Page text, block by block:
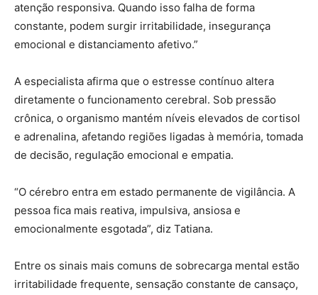
atenção responsiva. Quando isso falha de forma
constante, podem surgir irritabilidade, insegurança
emocional e distanciamento afetivo.”
A especialista afirma que o estresse contínuo altera
diretamente o funcionamento cerebral. Sob pressão
crônica, o organismo mantém níveis elevados de cortisol
e adrenalina, afetando regiões ligadas à memória, tomada
de decisão, regulação emocional e empatia.
“O cérebro entra em estado permanente de vigilância. A
pessoa fica mais reativa, impulsiva, ansiosa e
emocionalmente esgotada”, diz Tatiana.
Entre os sinais mais comuns de sobrecarga mental estão
irritabilidade frequente, sensação constante de cansaço,